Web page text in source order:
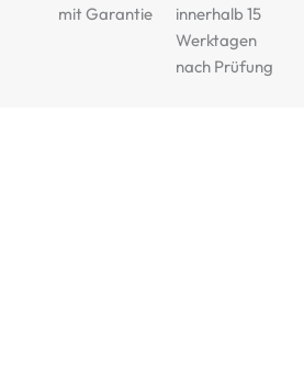
mit Garantie
innerhalb 15
Werktagen
nach Prüfung